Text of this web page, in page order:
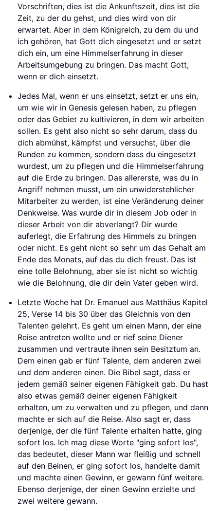
Vorschriften, dies ist die Ankunftszeit, dies ist die
Zeit, zu der du gehst, und dies wird von dir
erwartet. Aber in dem Königreich, zu dem du und
ich gehören, hat Gott dich eingesetzt und er setzt
dich ein, um eine Himmelserfahrung in dieser
Arbeitsumgebung zu bringen. Das macht Gott,
wenn er dich einsetzt.
Jedes Mal, wenn er uns einsetzt, setzt er uns ein,
um wie wir in Genesis gelesen haben, zu pflegen
oder das Gebiet zu kultivieren, in dem wir arbeiten
sollen. Es geht also nicht so sehr darum, dass du
dich abmühst, kämpfst und versuchst, über die
Runden zu kommen, sondern dass du eingesetzt
wurdest, um zu pflegen und die Himmelserfahrung
auf die Erde zu bringen. Das allererste, was du in
Angriff nehmen musst, um ein unwiderstehlicher
Mitarbeiter zu werden, ist eine Veränderung deiner
Denkweise. Was wurde dir in diesem Job oder in
dieser Arbeit von dir abverlangt? Dir wurde
auferlegt, die Erfahrung des Himmels zu bringen
oder nicht. Es geht nicht so sehr um das Gehalt am
Ende des Monats, auf das du dich freust. Das ist
eine tolle Belohnung, aber sie ist nicht so wichtig
wie die Belohnung, die dir dein Vater geben wird.
Letzte Woche hat Dr. Emanuel aus Matthäus Kapitel
25, Verse 14 bis 30 über das Gleichnis von den
Talenten gelehrt. Es geht um einen Mann, der eine
Reise antreten wollte und er rief seine Diener
zusammen und vertraute ihnen sein Besitztum an.
Dem einen gab er fünf Talente, dem anderen zwei
und dem anderen einen. Die Bibel sagt, dass er
jedem gemäß seiner eigenen Fähigkeit gab. Du hast
also etwas gemäß deiner eigenen Fähigkeit
erhalten, um zu verwalten und zu pflegen, und dann
machte er sich auf die Reise. Also sagt er, dass
derjenige, der die fünf Talente erhalten hatte, ging
sofort los. Ich mag diese Worte "ging sofort los",
das bedeutet, dieser Mann war fleißig und schnell
auf den Beinen, er ging sofort los, handelte damit
und machte einen Gewinn, er gewann fünf weitere.
Ebenso derjenige, der einen Gewinn erzielte und
zwei weitere gewann.